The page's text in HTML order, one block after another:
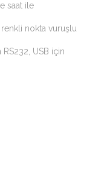
saat ile
nokta vuruşlu
USB için